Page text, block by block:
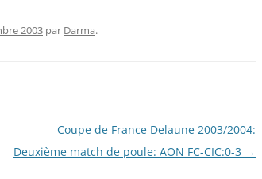
2003 par Darma.
Coupe de France Delaune 2003/2004:
Deuxième match de poule: AON FC-CIC:0-3 →